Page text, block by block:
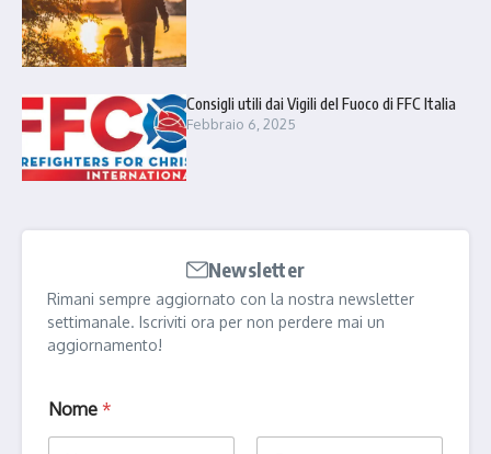
Consigli utili dai Vigili del Fuoco di FFC Italia
Febbraio 6, 2025
Newsletter
Rimani sempre aggiornato con la nostra newsletter
settimanale. Iscriviti ora per non perdere mai un
aggiornamento!
Nome *